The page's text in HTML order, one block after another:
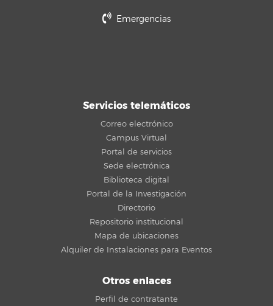
Emergencias
Servicios telemáticos
Correo electrónico
Campus Virtual
Portal de servicios
Sede electrónica
Biblioteca digital
Portal de la Investigación
Directorio
Repositorio institucional
Mapa de ubicaciones
Alquiler de Instalaciones para Eventos
Otros enlaces
Perfil de contratante